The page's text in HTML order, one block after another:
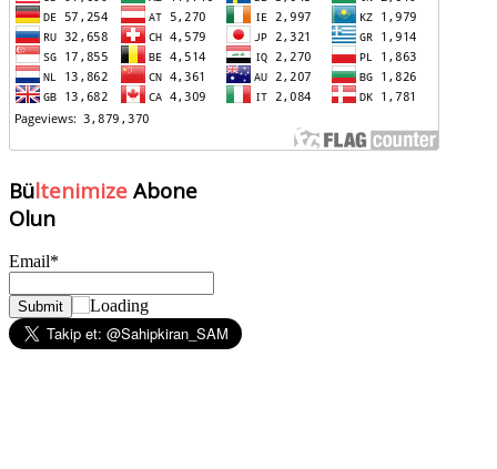
Bültenimize Abone
Olun
Email*